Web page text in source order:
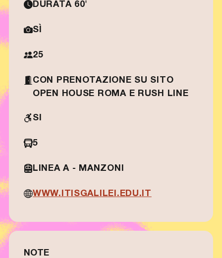
DURATA 60'
SÌ
25
CON PRENOTAZIONE SU SITO
OPEN HOUSE ROMA E RUSH LINE
SI
5
LINEA A - MANZONI
WWW.ITISGALILEI.EDU.IT
NOTE